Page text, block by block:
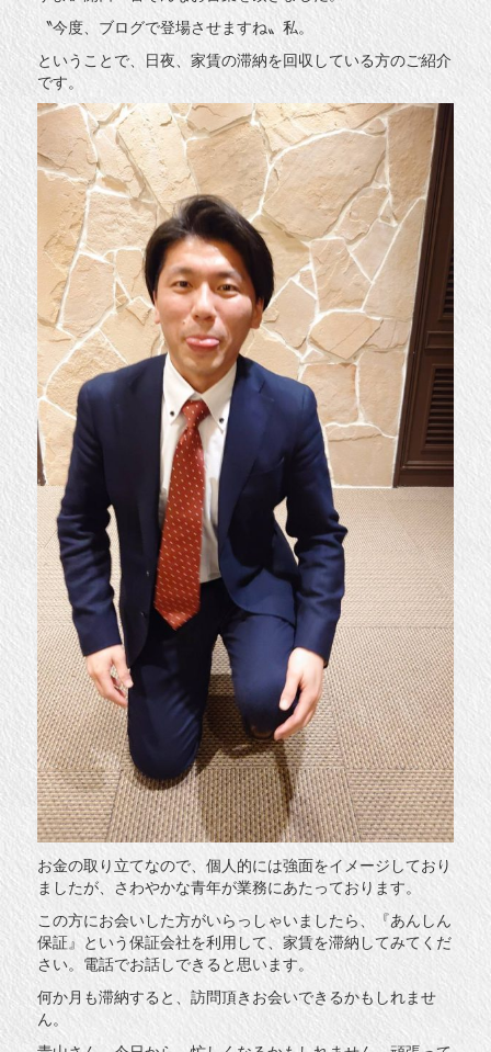
〝今度、ブログで登場させますね〟私。
ということで、日夜、家賃の滞納を回収している方のご紹介
です。
お金の取り立てなので、個人的には強面をイメージしており
ましたが、さわやかな青年が業務にあたっております。
この方にお会いした方がいらっしゃいましたら、『あんしん
保証』という保証会社を利用して、家賃を滞納してみてくだ
さい。電話でお話しできると思います。
何か月も滞納すると、訪問頂きお会いできるかもしれませ
ん。